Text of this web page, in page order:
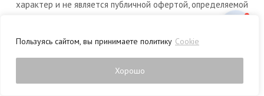
Пользуясь сайтом, вы принимаете политику Cookie
Хорошо
характер и не является публичной офертой, определяемой
положениями статьи 437 Гражданского кодекса РФ.